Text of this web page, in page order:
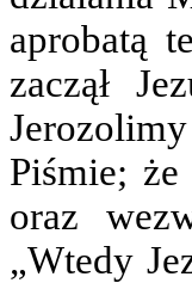
aprobatą
zaczął
Piśmie;
oraz
„Wtedy